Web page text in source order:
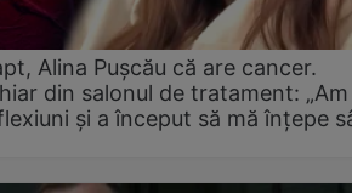
Alina Pușcău că are cancer.
din salonul de tratament:
și a început să mă înțepe